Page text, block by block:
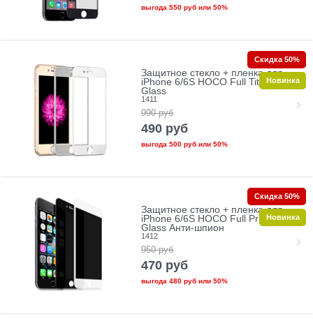
выгода 550 рубили 50%
Защитное стекло + пленка для
iPhone 6/6S HOCO Full Titanium
Glass
1411
990 руб
490 руб
выгода 500 рубили 50%
Скидка 50%
Новинка
Защитное стекло + пленка для
iPhone 6/6S HOCO Full Privacy
Glass Анти-шпион
1412
950 руб
470 руб
выгода 480 рубили 50%
Скидка 50%
Новинка